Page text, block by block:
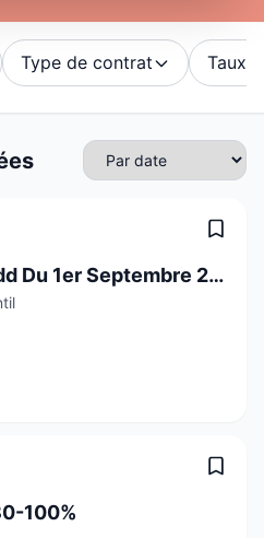
Type de contrat Taux
Infirmier En Cdd Du 1er Septembre 2026 Au 11 Janvier 2027 À 70%
100%